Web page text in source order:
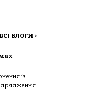
ВСІ БЛОГИ >
із